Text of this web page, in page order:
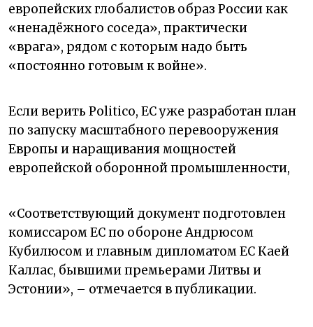
европейских глобалистов образ России как
«ненадёжного соседа», практически
«врага», рядом с которым надо быть
«постоянно готовым к войне».
Если верить Politico, ЕС уже разработан план
по запуску масштабного перевооружения
Европы и наращивания мощностей
европейской оборонной промышленности,
«Соответствующий документ подготовлен
комиссаром ЕС по обороне Андрюсом
Кубилюсом и главным дипломатом ЕС Каей
Каллас, бывшими премьерами Литвы и
Эстонии», – отмечается в публикации.